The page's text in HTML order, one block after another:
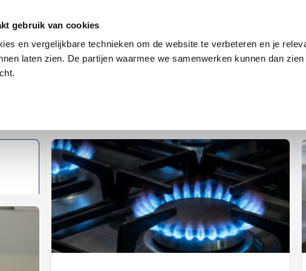
gebruik van cookies
en vergelijkbare technieken om de website te verbeteren en je
laten zien. De partijen waarmee we samenwerken kunnen dan
Internet en tv
Autoverzekering